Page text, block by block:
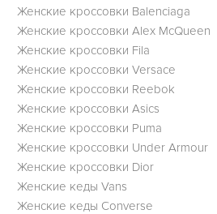
Женские кроссовки Balenciaga
Женские кроссовки Alex McQueen
Женские кроссовки Fila
Женские кроссовки Versace
Женские кроссовки Reebok
Женские кроссовки Asics
Женские кроссовки Puma
Женские кроссовки Under Armour
Женские кроссовки Dior
Женские кеды Vans
Женские кеды Converse